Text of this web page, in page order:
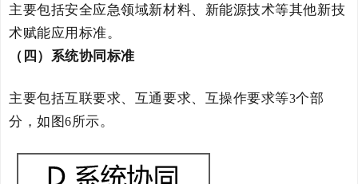
主要包括安全应急领域新材料、新能源技术等其他新技
术赋能应用标准。
（四）系统协同标准
主要包括互联要求、互通要求、互操作要求等3个部
分，如图6所示。